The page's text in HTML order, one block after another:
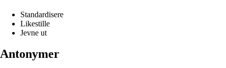
Standardisere
Likestille
Jevne ut
Antonymer